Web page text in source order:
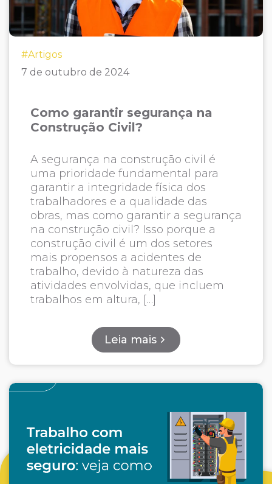
#Artigos
7 de outubro de 2024
Como garantir segurança na
Construção Civil?
A segurança na construção civil é
uma prioridade fundamental para
garantir a integridade física dos
trabalhadores e a qualidade das
obras, mas como garantir a segurança
na construção civil? Isso porque a
construção civil é um dos setores
mais propensos a acidentes de
trabalho, devido à natureza das
atividades envolvidas, que incluem
trabalhos em altura, […]
Leia mais